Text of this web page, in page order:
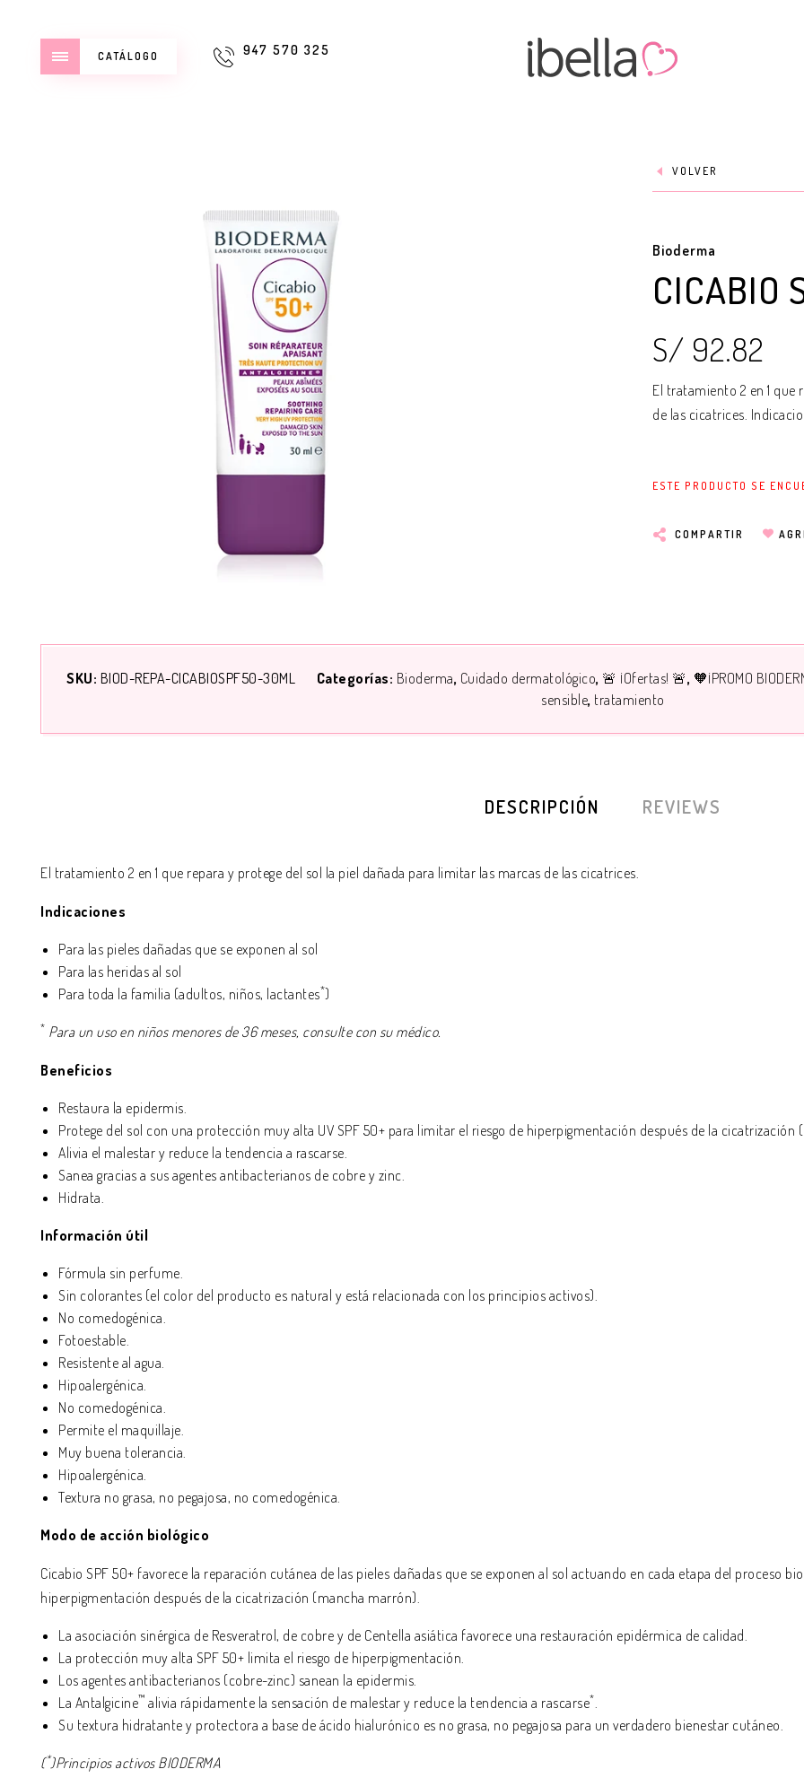
CATÁLOGO 947 570 325
VOLVER
Bioderma
CICABIO
S/ 92.82
El tratamiento 2 en 1 que
de las cicatrices.
ESTE PRODUCTO SE
COMPARTIR
SKU: BIOD-REPA-CICABIOSPF50-30ML Categorías: Bioderma Cuidado dermatológico 🚨 ¡Ofertas! 🚨 🧡¡PROMO
sensible tratamiento
DESCRIPCIÓN REVIEWS
El tratamiento 2 en 1 que repara y protege del sol la piel dañada para limitar las marcas de las cicatrices.
Indicaciones
Para las pieles dañadas que se exponen al sol
Para las heridas al sol
Para toda la familia (adultos, niños, lactantes*)
* Para un uso en niños menores de 36 meses, consulte con su médico.
Beneficios
Restaura la epidermis.
Protege del sol con una protección muy alta UV SPF 50+ para limitar el riesgo de hiperpigmentación después de la cicatrización
Alivia el malestar y reduce la tendencia a rascarse.
Sanea gracias a sus agentes antibacterianos de cobre y zinc.
Hidrata.
Información útil
Fórmula sin perfume.
Sin colorantes (el color del producto es natural y está relacionada con los principios activos).
No comedogénica.
Fotoestable.
Resistente al agua.
Hipoalergénica.
No comedogénica.
Permite el maquillaje.
Muy buena tolerancia.
Hipoalergénica.
Textura no grasa, no pegajosa, no comedogénica.
Modo de acción biológico
Cicabio SPF 50+ favorece la reparación cutánea de las pieles dañadas que se exponen al sol actuando en cada etapa del proceso
hiperpigmentación después de la cicatrización (mancha marrón).
La asociación sinérgica de Resveratrol, de cobre y de Centella asiática favorece una restauración epidérmica de calidad.
La protección muy alta SPF 50+ limita el riesgo de hiperpigmentación.
Los agentes antibacterianos (cobre-zinc) sanean la epidermis.
La Antalgicine™ alivia rápidamente la sensación de malestar y reduce la tendencia a rascarse*.
Su textura hidratante y protectora a base de ácido hialurónico es no grasa, no pegajosa para un verdadero bienestar cutáneo.
(*)Principios activos BIODERMA